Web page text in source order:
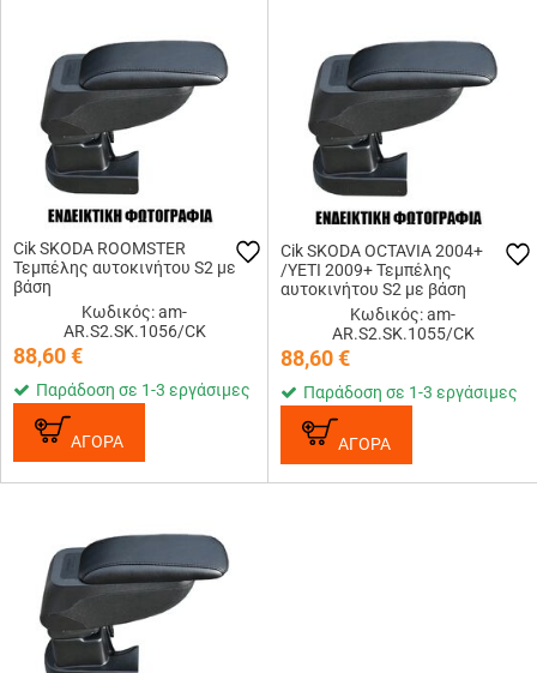
Cik SKODA ROOMSTER
Τεμπέλης αυτοκινήτου S2 με
βάση
Κωδικός: am-
AR.S2.SK.1056/CK
88,60€
Παράδοση σε 1-3 εργάσιμες
ΑΓΟΡΑ
Cik SKODA OCTAVIA 2004+
/YETI 2009+ Τεμπέλης
αυτοκινήτου S2 με βάση
Κωδικός: am-
AR.S2.SK.1055/CK
88,60€
Παράδοση σε 1-3 εργάσιμες
ΑΓΟΡΑ